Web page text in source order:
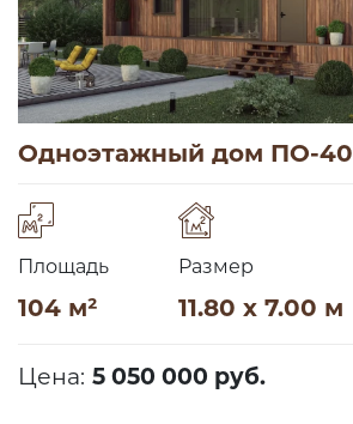
Одноэтажный дом ПО-40
Площадь
104 м²
Размер
11.80 x 7.00 м
Цена: 5 050 000 руб.